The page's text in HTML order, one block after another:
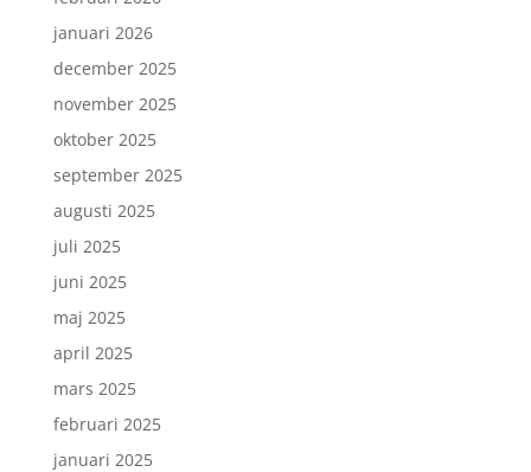
januari 2026
december 2025
november 2025
oktober 2025
september 2025
augusti 2025
juli 2025
juni 2025
maj 2025
april 2025
mars 2025
februari 2025
januari 2025